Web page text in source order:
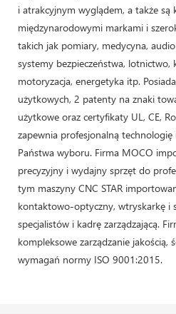
i atrakcyjnym wyglądem, a także są
międzynarodowymi markami i
takich jak pomiary, medycyna,
systemy bezpieczeństwa, lotnictwo,
motoryzacja, energetyka itp.
użytkowych, 2 patenty na znaki
użytkowe oraz certyfikaty UL, CE,
zapewnia profesjonalną
Państwa wyboru. Firma MOCO
precyzyjny i wydajny sprzęt do
tym maszyny CNC STAR
kontaktowo-optyczny, wtryskarkę i
specjalistów i kadrę zarządzającą.
kompleksowe zarządzanie jakością,
wymagań normy ISO 9001:2015.